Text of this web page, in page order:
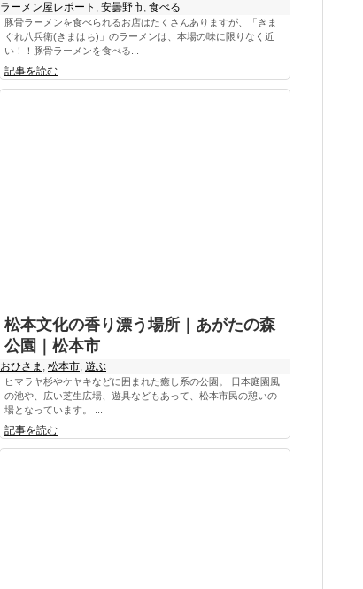
ラーメン屋レポート , 安曇野市, 食べる
豚骨ラーメンを食べられるお店はたくさんありますが、「きま
ぐれ八兵衛(きまはち)」のラーメンは、本場の味に限りなく近
い！！豚骨ラーメンを食べる...
記事を読む
松本文化の香り漂う場所｜あがたの森
公園｜松本市
おひさま , 松本市, 遊ぶ
ヒマラヤ杉やケヤキなどに囲まれた癒し系の公園。 日本庭園風
の池や、広い芝生広場、遊具などもあって、松本市民の憩いの
場となっています。 ...
記事を読む